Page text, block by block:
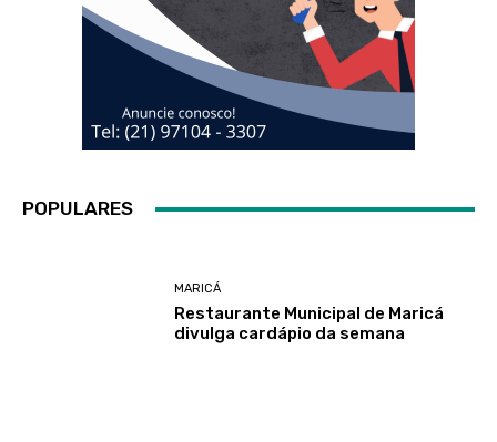
POPULARES
MARICÁ
Restaurante Municipal de Maricá
divulga cardápio da semana